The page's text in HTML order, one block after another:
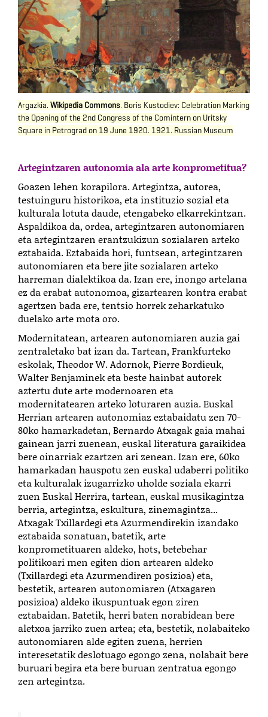
Argazkia. Wikipedia Commons. Boris Kustodiev: Celebration Marking
the Opening of the 2nd Congress of the Comintern on Uritsky
Square in Petrograd on 19 June 1920. 1921. Russian Museum
Artegintzaren autonomia ala arte konprometitua?
Goazen lehen korapilora. Artegintza, autorea,
testuinguru historikoa, eta instituzio sozial eta
kulturala lotuta daude, etengabeko elkarrekintzan.
Aspaldikoa da, ordea, artegintzaren autonomiaren
eta artegintzaren erantzukizun sozialaren arteko
eztabaida. Eztabaida hori, funtsean, artegintzaren
autonomiaren eta bere jite sozialaren arteko
harreman dialektikoa da. Izan ere, inongo artelana
ez da erabat autonomoa, gizartearen kontra erabat
agertzen bada ere, tentsio horrek zeharkatuko
duelako arte mota oro.
Modernitatean, artearen autonomiaren auzia gai
zentraletako bat izan da. Tartean, Frankfurteko
eskolak, Theodor W. Adornok, Pierre Bordieuk,
Walter Benjaminek eta beste hainbat autorek
aztertu dute arte modernoaren eta
modernitatearen arteko loturaren auzia. Euskal
Herrian artearen autonomiaz eztabaidatu zen 70-
80ko hamarkadetan, Bernardo Atxagak gaia mahai
gainean jarri zuenean, euskal literatura garaikidea
bere oinarriak ezartzen ari zenean. Izan ere, 60ko
hamarkadan hauspotu zen euskal udaberri politiko
eta kulturalak izugarrizko uholde soziala ekarri
zuen Euskal Herrira, tartean, euskal musikagintza
berria, artegintza, eskultura, zinemagintza...
Atxagak Txillardegi eta Azurmendirekin izandako
eztabaida sonatuan, batetik, arte
konprometituaren aldeko, hots, betebehar
politikoari men egiten dion artearen aldeko
(Txillardegi eta Azurmendiren posizioa) eta,
bestetik, artearen autonomiaren (Atxagaren
posizioa) aldeko ikuspuntuak egon ziren
eztabaidan. Batetik, herri baten norabidean bere
aletxoa jarriko zuen artea; eta, bestetik, nolabaiteko
autonomiaren alde egiten zuena, herrien
interesetatik deslotuago egongo zena, nolabait bere
buruari begira eta bere buruan zentratua egongo
zen artegintza.